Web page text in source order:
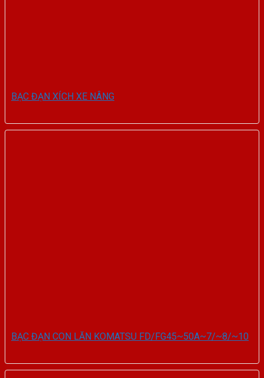
BẠC ĐẠN XÍCH XE NÂNG
BẠC ĐẠN CON LĂN KOMATSU FD/FG45~50A~7/~8/~10